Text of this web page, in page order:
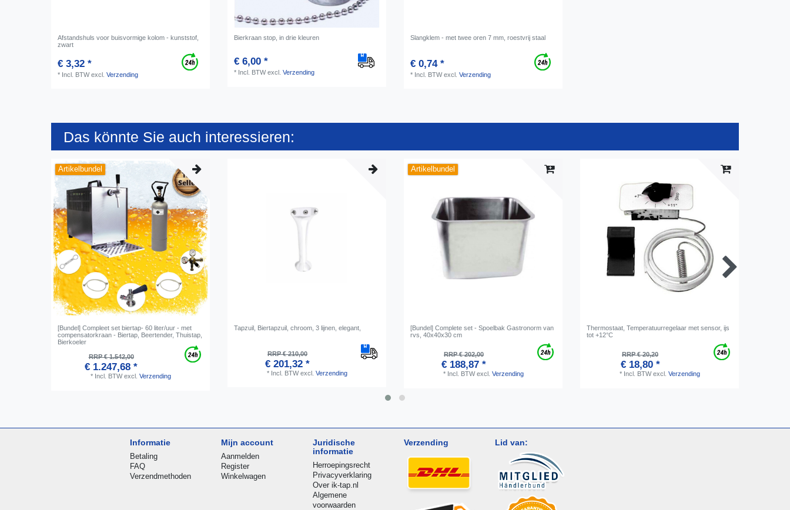
Afstandshuls voor buisvormige kolom - kunststof,
zwart
€ 3,32 *
* Incl. BTWexcl.Verzending
Bierkraan stop, in drie kleuren
€ 6,00 *
* Incl. BTWexcl.Verzending
Slangklem - met twee oren 7 mm, roestvrij staal
€ 0,74 *
* Incl. BTWexcl.Verzending
Das könnte Sie auch interessieren:
Artikelbundel
[Bundel] Compleet set biertap- 60 liter/uur - met
compensatorkraan - Biertap, Beertender, Thuistap,
Bierkoeler
RRP € 1.542,00
€ 1.247,68 *
* Incl. BTWexcl. Verzending
Tapzuil, Biertapzuil, chroom, 3 lijnen, elegant,
RRP € 210,00
€ 201,32 *
* Incl. BTWexcl. Verzending
Artikelbundel
[Bundel] Complete set - Spoelbak Gastronorm van
rvs, 40x40x30 cm
RRP € 202,00
€ 188,87 *
* Incl. BTWexcl. Verzending
Thermostaat, Temperatuurregelaar met sensor, ijs
tot +12°C
RRP € 20,20
€ 18,80 *
* Incl. BTWexcl. Verzending
Informatie
Betaling
FAQ
Verzendmethoden
Mijn account
Aanmelden
Register
Winkelwagen
Juridische
informatie
Herroepingsrecht
Privacyverklaring
Over ik-tap.nl
Algemene
voorwaarden
Verzending Lid van: